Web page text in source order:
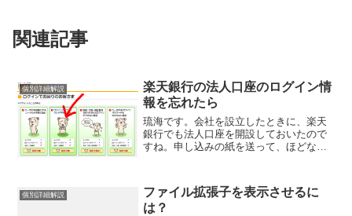
関連記事
個別詳細解説
楽天銀行の法人口座のログイン情
報を忘れたら
琉海です。会社を設立したときに、楽天
銀行でも法人口座を開設しておいたので
すね。申し込みの紙を送って、ほどな
ま放置。一年経って、イザ！使ってみよ
う！！と思ったら・・・ログ...
個別詳細解説
ファイル拡張子を表示させるに
は？